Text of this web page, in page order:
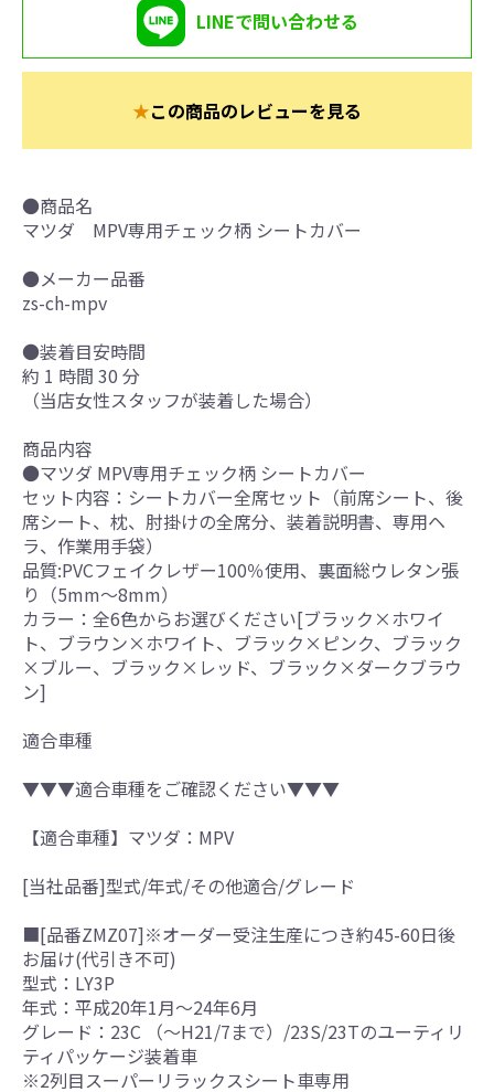
LINEで問い合わせる
★この商品のレビューを見る
●商品名
マツダ MPV専用チェック柄 シートカバー
●メーカー品番
zs-ch-mpv
●装着目安時間
約 1 時間 30 分
（当店女性スタッフが装着した場合）
商品内容
●マツダ MPV専用チェック柄 シートカバー
セット内容：シートカバー全席セット（前席シート、後
席シート、枕、肘掛けの全席分、装着説明書、専用ヘ
ラ、作業用手袋）
品質:PVCフェイクレザー100％使用、裏面総ウレタン張
り（5mm～8mm）
カラー：全6色からお選びください[ブラック×ホワイ
ト、ブラウン×ホワイト、ブラック×ピンク、ブラック
×ブルー、ブラック×レッド、ブラック×ダークブラウ
ン]
適合車種
▼▼▼適合車種をご確認ください▼▼▼
【適合車種】マツダ：MPV
[当社品番]型式/年式/その他適合/グレード
■[品番ZMZ07]※オーダー受注生産につき約45-60日後
お届け(代引き不可)
型式：LY3P
年式：平成20年1月～24年6月
グレード：23C （～H21/7まで）/23S/23Tのユーティリ
ティパッケージ装着車
※2列目スーパーリラックスシート車専用